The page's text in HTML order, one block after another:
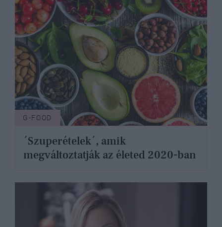
G-FOOD
´Szuperételek´, amik
megváltoztatják az életed 2020-ban